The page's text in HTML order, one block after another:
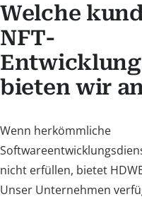
Welche
NFT-
bieten wir
Wenn herkömmliche
nicht erfüllen, bietet
Unser Unternehmen